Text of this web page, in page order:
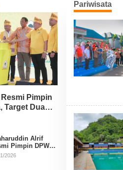
Pimpin
Target Dua
Alrif
Pimpin DPW
Sulsel
2026
Pariwisata